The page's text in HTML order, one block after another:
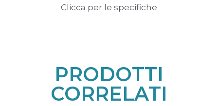
Clicca per le specifiche
PRODOTTI
CORRELATI